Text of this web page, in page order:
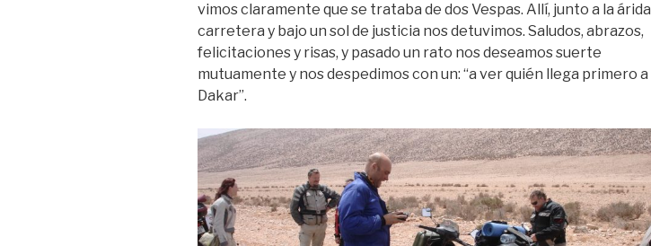
vimos claramente que se trataba de dos Vespas. Allí, junto a la árida
carretera y bajo un sol de justicia nos detuvimos. Saludos, abrazos,
felicitaciones y risas, y pasado un rato nos deseamos suerte
mutuamente y nos despedimos con un: “a ver quién llega primero a
Dakar”.